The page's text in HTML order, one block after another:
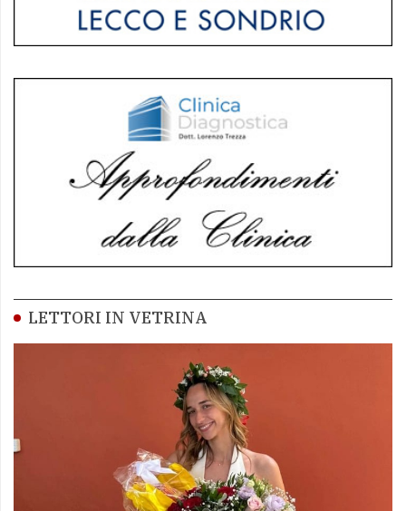
LETTORI IN VETRINA